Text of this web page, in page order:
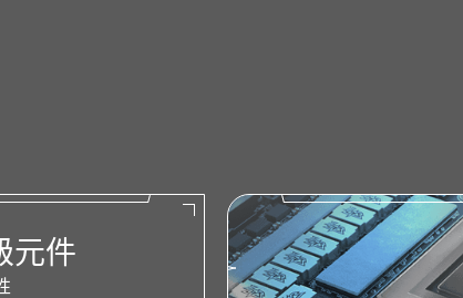
元件